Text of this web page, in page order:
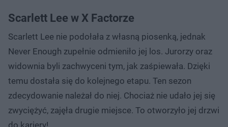
Scarlett Lee w X Factorze
Scarlett Lee nie podołała z własną piosenką, jednak
Never Enough zupełnie odmieniło jej los. Jurorzy oraz
widownia byli zachwyceni tym, jak zaśpiewała. Dzięki
temu dostała się do kolejnego etapu. Ten sezon
zdecydowanie należał do niej. Chociaż nie udało jej się
zwyciężyć, zajęła drugie miejsce. To otworzyło jej drzwi